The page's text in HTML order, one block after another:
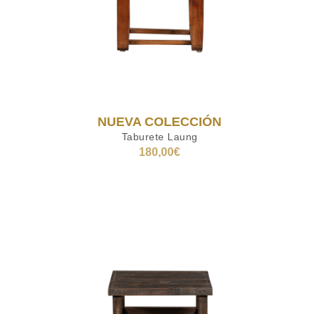
NUEVA COLECCIÓN
Taburete Laung
180,00€